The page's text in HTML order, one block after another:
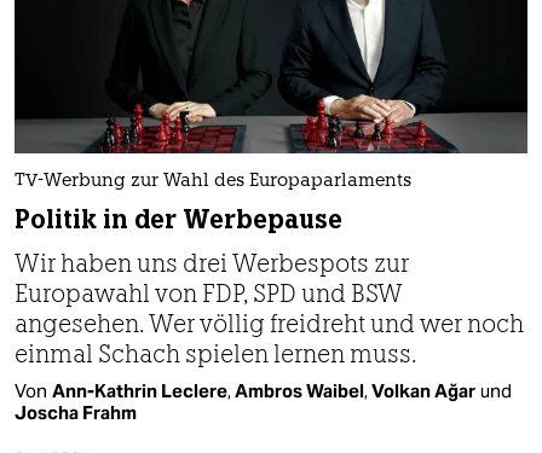
TV-Werbung zur Wahl des Europaparlaments
Politik in der Werbepause
Wir haben uns drei Werbespots zur
Europawahl von FDP, SPD und BSW
angesehen. Wer völlig freidreht und wer noch
einmal Schach spielen lernen muss.
Von Ann-Kathrin Leclere,Ambros Waibel,Volkan Ağar und
Joscha Frahm